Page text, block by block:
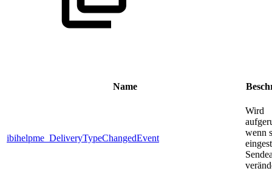
Name
ibihelpme_DeliveryTypeChangedEvent
Wird
wenn